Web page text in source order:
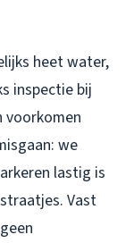
heet water,
inspectie bij
voorkomen
we
lastig is
Vast